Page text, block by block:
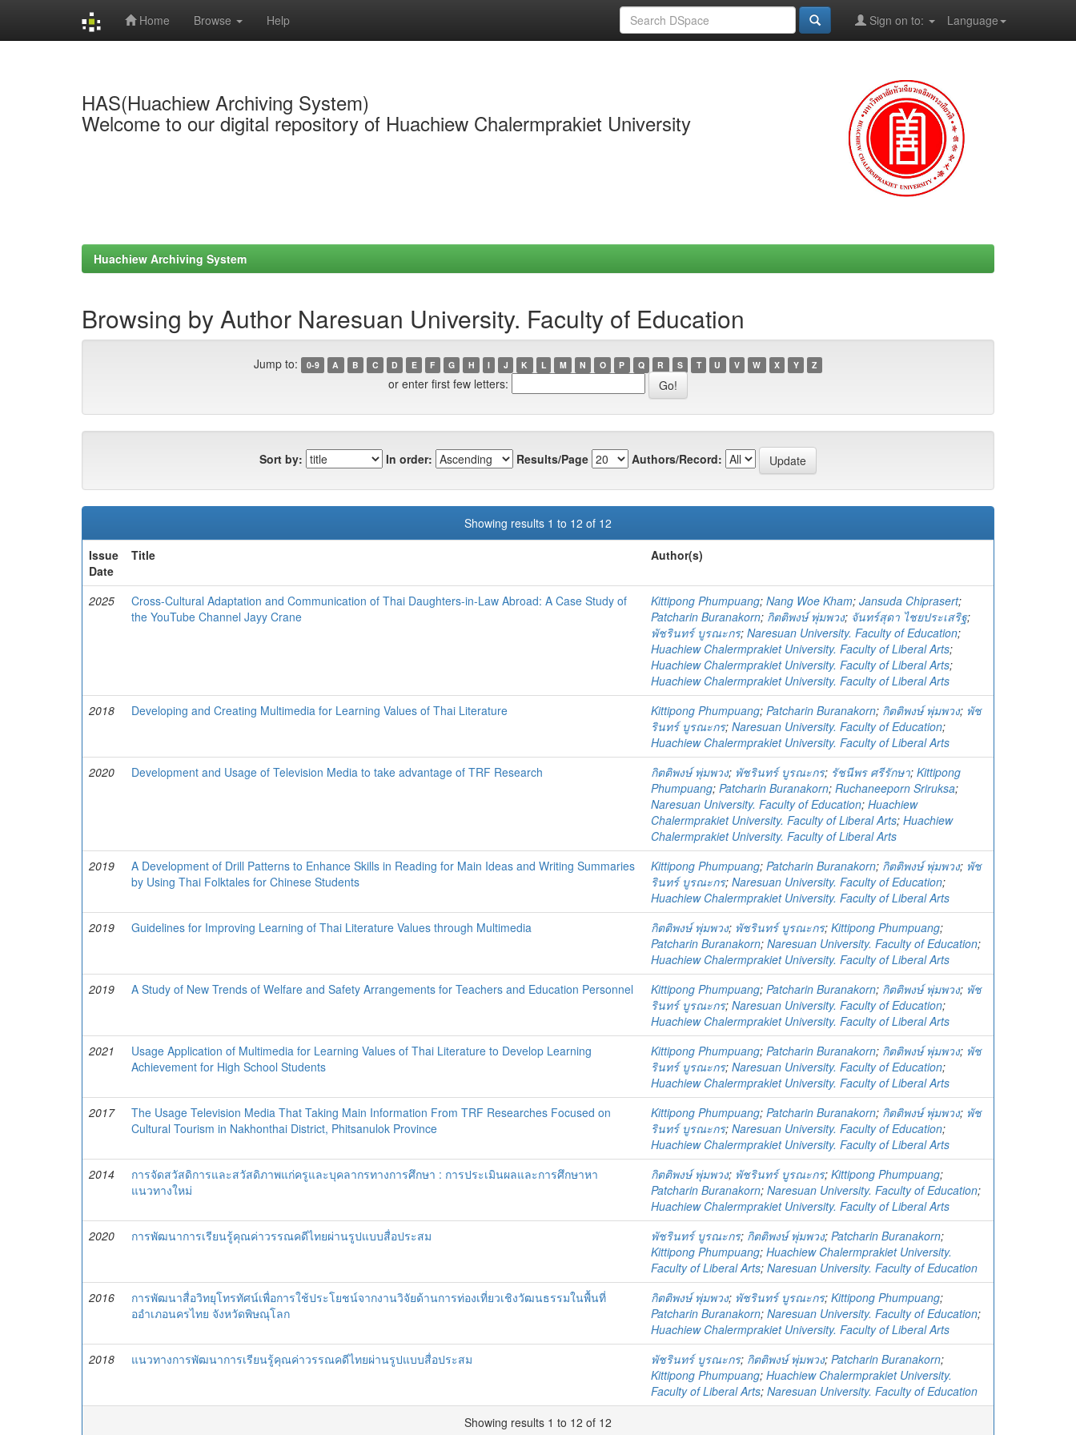
Home Browse Help Language
Sign on to:
HAS(Huachiew Archiving System)
Welcome to our digital repository of Huachiew Chalermprakiet University
Huachiew Archiving System
Browsing by Author Naresuan University. Faculty of Education
Jump to: 0-9 A B C D E F G H I J K L M N O P Q R S T U V W X Y Z
or enter first few letters:
Sort by: In order: Results/Page Authors/Record:
Showing results 1 to 12 of 12
Issue
Date
Title Author(s)
2025
Cross-Cultural Adaptation and Communication of Thai Daughters-in-Law Abroad: A Case Study of
the YouTube Channel Jayy Crane
Kittipong Phumpuang; Nang Woe Kham; Jansuda Chiprasert;
Patcharin Buranakorn; กิตติพงษ์ พุ่มพวง; จันทร์สุดา ไชยประเสริฐ;
พัชรินทร์ บูรณะกร; Naresuan University. Faculty of Education;
Huachiew Chalermprakiet University. Faculty of Liberal Arts;
Huachiew Chalermprakiet University. Faculty of Liberal Arts;
Huachiew Chalermprakiet University. Faculty of Liberal Arts
2018
Developing and Creating Multimedia for Learning Values of Thai Literature Kittipong Phumpuang; Patcharin Buranakorn; กิตติพงษ์ พุ่มพวง; พัช
รินทร์ บูรณะกร; Naresuan University. Faculty of Education;
Huachiew Chalermprakiet University. Faculty of Liberal Arts
2020
Development and Usage of Television Media to take advantage of TRF Research กิตติพงษ์ พุ่มพวง; พัชรินทร์ บูรณะกร; รัชนีพร ศรีรักษา; Kittipong
Phumpuang; Patcharin Buranakorn; Ruchaneeporn Sriruksa;
Naresuan University. Faculty of Education; Huachiew
Chalermprakiet University. Faculty of Liberal Arts; Huachiew
Chalermprakiet University. Faculty of Liberal Arts
2019
A Development of Drill Patterns to Enhance Skills in Reading for Main Ideas and Writing Summaries
by Using Thai Folktales for Chinese Students
Kittipong Phumpuang; Patcharin Buranakorn; กิตติพงษ์ พุ่มพวง; พัช
รินทร์ บูรณะกร; Naresuan University. Faculty of Education;
Huachiew Chalermprakiet University. Faculty of Liberal Arts
2019
Guidelines for Improving Learning of Thai Literature Values through Multimedia กิตติพงษ์ พุ่มพวง; พัชรินทร์ บูรณะกร; Kittipong Phumpuang;
Patcharin Buranakorn; Naresuan University. Faculty of Education;
Huachiew Chalermprakiet University. Faculty of Liberal Arts
2019
A Study of New Trends of Welfare and Safety Arrangements for Teachers and Education Personnel Kittipong Phumpuang; Patcharin Buranakorn; กิตติพงษ์ พุ่มพวง; พัช
รินทร์ บูรณะกร; Naresuan University. Faculty of Education;
Huachiew Chalermprakiet University. Faculty of Liberal Arts
2021
Usage Application of Multimedia for Learning Values of Thai Literature to Develop Learning
Achievement for High School Students
Kittipong Phumpuang; Patcharin Buranakorn; กิตติพงษ์ พุ่มพวง; พัช
รินทร์ บูรณะกร; Naresuan University. Faculty of Education;
Huachiew Chalermprakiet University. Faculty of Liberal Arts
2017
The Usage Television Media That Taking Main Information From TRF Researches Focused on
Cultural Tourism in Nakhonthai District, Phitsanulok Province
Kittipong Phumpuang; Patcharin Buranakorn; กิตติพงษ์ พุ่มพวง; พัช
รินทร์ บูรณะกร; Naresuan University. Faculty of Education;
Huachiew Chalermprakiet University. Faculty of Liberal Arts
2014
การจัดสวัสดิการและสวัสดิภาพแก่ครูและบุคลากรทางการศึกษา : การประเมินผลและการศึกษาหา
แนวทางใหม่
กิตติพงษ์ พุ่มพวง; พัชรินทร์ บูรณะกร; Kittipong Phumpuang;
Patcharin Buranakorn; Naresuan University. Faculty of Education;
Huachiew Chalermprakiet University. Faculty of Liberal Arts
2020
การพัฒนาการเรียนรู้คุณค่าวรรณคดีไทยผ่านรูปแบบสื่อประสม พัชรินทร์ บูรณะกร; กิตติพงษ์ พุ่มพวง; Patcharin Buranakorn;
Kittipong Phumpuang; Huachiew Chalermprakiet University.
Faculty of Liberal Arts; Naresuan University. Faculty of Education
2016
การพัฒนาสื่อวิทยุโทรทัศน์เพื่อการใช้ประโยชน์จากงานวิจัยด้านการท่องเที่ยวเชิงวัฒนธรรมในพื้นที่
ออำเภอนครไทย จังหวัดพิษณุโลก
กิตติพงษ์ พุ่มพวง; พัชรินทร์ บูรณะกร; Kittipong Phumpuang;
Patcharin Buranakorn; Naresuan University. Faculty of Education;
Huachiew Chalermprakiet University. Faculty of Liberal Arts
2018
แนวทางการพัฒนาการเรียนรู้คุณค่าวรรณคดีไทยผ่านรูปแบบสื่อประสม พัชรินทร์ บูรณะกร; กิตติพงษ์ พุ่มพวง; Patcharin Buranakorn;
Kittipong Phumpuang; Huachiew Chalermprakiet University.
Faculty of Liberal Arts; Naresuan University. Faculty of Education
Showing results 1 to 12 of 12